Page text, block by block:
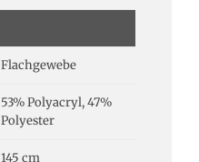
Flachgewebe
53% Polyacryl, 47%
Polyester
145 cm